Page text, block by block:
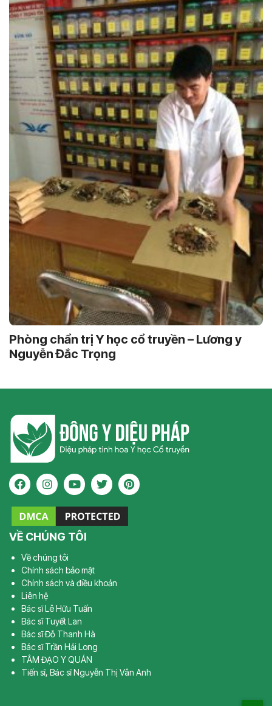
Phòng chẩn trị Y học cổ truyền – Lương y
Nguyễn Đắc Trọng
VỀ CHÚNG TÔI
Về chúng tôi
Chính sách bảo mật
Chính sách và điều khoản
Liên hệ
Bác sĩ Lê Hữu Tuấn
Bác sĩ Tuyết Lan
Bác sĩ Đỗ Thanh Hà
Bác sĩ Trần Hải Long
TÂM ĐẠO Y QUÁN
Tiến sĩ, Bác sĩ Nguyễn Thị Vân Anh